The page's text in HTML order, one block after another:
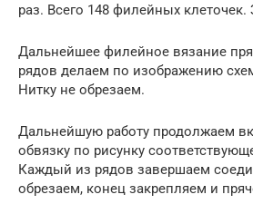
раз. Всего 148 филейных
Дальнейшее филейное вязание
рядов делаем по изображению
Нитку не обрезаем.
Дальнейшую работу продолжаем
обвязку по рисунку
Каждый из рядов завершаем
обрезаем, конец закрепляем и